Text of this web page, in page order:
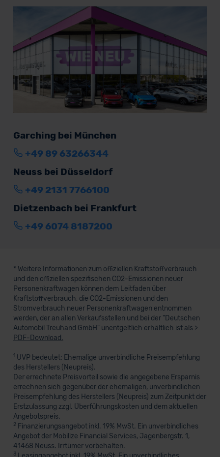
Garching bei München
+49 89 63266344
Neuss bei Düsseldorf
+49 2131 7766100
Dietzenbach bei Frankfurt
+49 6074 8187200
* Weitere Informationen zum offiziellen Kraftstoffverbrauch
und den offiziellen spezifischen CO2-Emissionen neuer
Personenkraftwagen können dem Leitfaden über
Kraftstoffverbrauch, die CO2-Emissionen und den
Stromverbrauch neuer Personenkraftwagen entnommen
werden, der an allen Verkaufsstellen und bei der "Deutschen
Automobil Treuhand GmbH" unentgeltlich erhältlich ist als >
PDF-Download.
1UVP bedeutet: Ehemalige unverbindliche Preisempfehlung
des Herstellers (Neupreis).
Der errechnete Preisvorteil sowie die angegebene Ersparnis
errechnen sich gegenüber der ehemaligen, unverbindlichen
Preisempfehlung des Herstellers (Neupreis) zum Zeitpunkt der
Erstzulassung zzgl. Überführungskosten und dem aktuellen
Angebotspreis.
2 Finanzierungsangebot inkl. 19% MwSt. Ein unverbindliches
Angebot der Mobilize Financial Services, Jagenbergstr. 1,
41468 Neuss. Irrtümer vorbehalten.
3